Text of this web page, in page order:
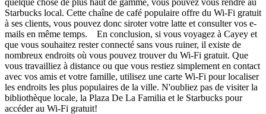
quelque chose de plus haut de gamme, vous pouvez vous rendre au
Starbucks local. Cette chaîne de café populaire offre du Wi-Fi gratuit
à ses clients, vous pouvez donc siroter votre latte et consulter vos e-
mails en même temps. En conclusion, si vous voyagez à Cayey et
que vous souhaitez rester connecté sans vous ruiner, il existe de
nombreux endroits où vous pouvez trouver du Wi-Fi gratuit. Que
vous travailliez à distance ou que vous restiez simplement en contact
avec vos amis et votre famille, utilisez une carte Wi-Fi pour localiser
les endroits les plus populaires de la ville. N'oubliez pas de visiter la
bibliothèque locale, la Plaza De La Familia et le Starbucks pour
accéder au Wi-Fi gratuit!